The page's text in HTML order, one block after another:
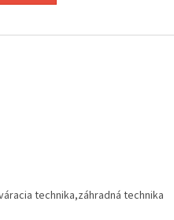
technika,záhradná technika